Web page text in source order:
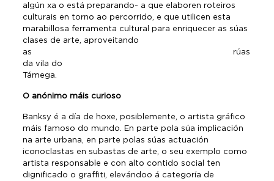
algún xa o está preparando- a que elaboren roteiros
culturais en torno ao percorrido, e que utilicen esta
marabillosa ferramenta cultural para enriquecer as súas
clases de arte, aproveitando
as rúas
da vila do
Támega.
O anónimo máis curioso
Banksy é a día de hoxe, posiblemente, o artista gráfico
máis famoso do mundo. En parte pola súa implicación
na arte urbana, en parte polas súas actuación
iconoclastas en subastas de arte, o seu exemplo como
artista responsable e con alto contido social ten
dignificado o graffiti, elevándoo á categoría de